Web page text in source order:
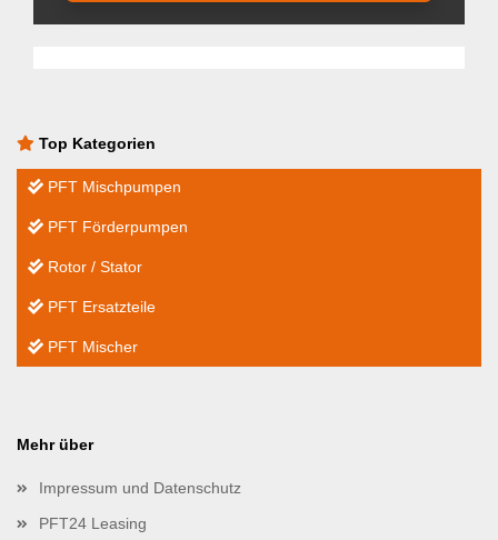
Top Kategorien
PFT Mischpumpen
PFT Förderpumpen
Rotor / Stator
PFT Ersatzteile
PFT Mischer
Mehr über
Impressum und Datenschutz
PFT24 Leasing